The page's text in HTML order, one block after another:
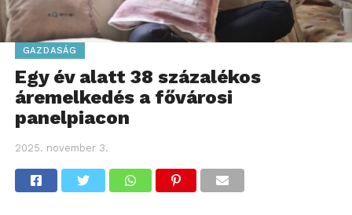
GAZDASÁG
Egy év alatt 38 százalékos
áremelkedés a fővárosi
panelpiacon
2025. november 3.